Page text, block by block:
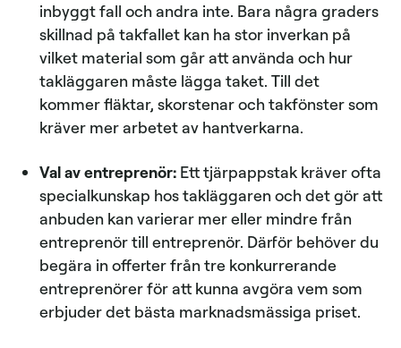
inbyggt fall och andra inte. Bara några graders
skillnad på takfallet kan ha stor inverkan på
vilket material som går att använda och hur
takläggaren måste lägga taket. Till det
kommer fläktar, skorstenar och takfönster som
kräver mer arbetet av hantverkarna.
Val av entreprenör: Ett tjärpappstak kräver ofta
specialkunskap hos takläggaren och det gör att
anbuden kan varierar mer eller mindre från
entreprenör till entreprenör. Därför behöver du
begära in offerter från tre konkurrerande
entreprenörer för att kunna avgöra vem som
erbjuder det bästa marknadsmässiga priset.